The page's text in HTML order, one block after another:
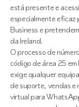
está presente e
especialmente
Business e
da Ireland.
O processo de
código de área 25
exige qualquer
de suporte, vendas e
virtual para